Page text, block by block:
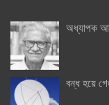
অধ্যাপক
বন্ধ হয়ে